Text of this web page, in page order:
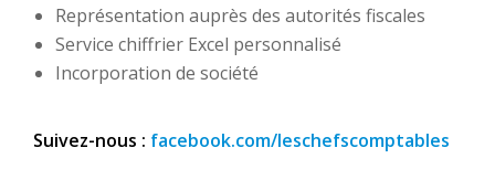
Représentation auprès des autorités fiscales
Service chiffrier Excel personnalisé
Incorporation de société
Suivez-nous : facebook.com/leschefscomptables